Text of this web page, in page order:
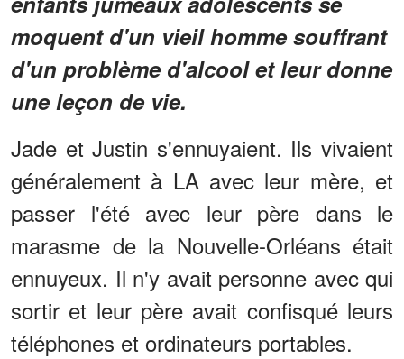
moquent d'un vieil homme souffrant
d'un problème d'alcool et leur donne
une leçon de vie.
Jade et Justin s'ennuyaient. Ils vivaient
généralement à LA avec leur mère, et
passer l'été avec leur père dans le
marasme de la Nouvelle-Orléans était
ennuyeux. Il n'y avait personne avec qui
sortir et leur père avait confisqué leurs
téléphones et ordinateurs portables.